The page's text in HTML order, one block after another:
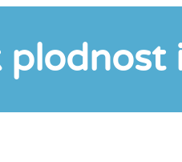
plodnost